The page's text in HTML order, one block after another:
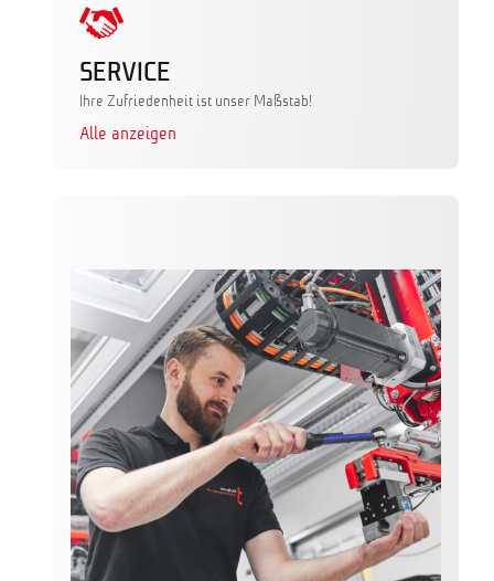
SERVICE
Ihre Zufriedenheit ist unser Maßstab!
Alle anzeigen